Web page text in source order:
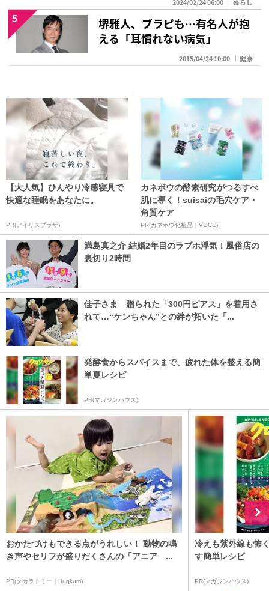
2024/02/24 06:00 暮らし
堺雅人、ブラピも…有名人が抱
える「耳慣れない病気」
2015/04/24 10:00 健康
5
【大人気】ひんやり冷感寝具で
快適な睡眠をあなたに。
PR(アイリスプラザ)
カネボウの酵素研究がつるすべ
肌に導く！suisaiの毛穴ケア・
角質ケア
PR(カネボウ化粧品｜VOCE)
満島真之介 結婚2年目のラブホ浮気！風俗店の
裏切り2時間
佳子さま 贈られた「300円ピアス」を着用さ
れて…“ケンちゃん”との絆が拓いた「...
発酵食からスパイスまで、疲れた体を整える簡
単夏レシピ
PR(マガジンハウス)
おかたづけもできる点がうれしい！ 動物の鳴
き声やセリフが盛りだくさんの「アニア ...
PR(タカラトミー｜Hugkum)
冷えも紫外線も怖
す簡単レシピ
PR(マガジンハウス)